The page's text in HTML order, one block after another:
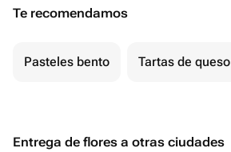
Te recomendamos
Pasteles bento Tartas de queso
Entrega de flores a otras ciudades